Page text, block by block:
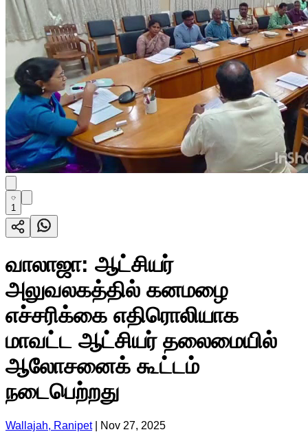
1
வாலாஜா: ஆட்சியர்
அலுவலகத்தில் கனமழை
எச்சரிக்கை எதிரொலியாக
மாவட்ட ஆட்சியர் தலைமையில்
ஆலோசனைக் கூட்டம்
நடைபெற்றது
Wallajah, Ranipet| Nov 27, 2025